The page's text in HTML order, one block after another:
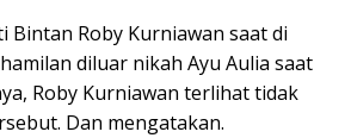
Bintan Roby Kurniawan saat di
diluar nikah Ayu Aulia saat
Roby Kurniawan terlihat tidak
Dan mengatakan.